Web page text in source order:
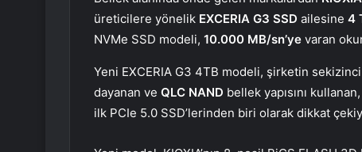
üreticilere yönelik EXCERIA G3 SSD ailesine 4
NVMe SSD modeli, 10.000 MB/sn’ye varan
Yeni EXCERIA G3 4TB modeli, şirketin
dayanan ve QLC NAND bellek yapısını
ilk PCIe 5.0 SSD’lerinden biri olarak dikkat